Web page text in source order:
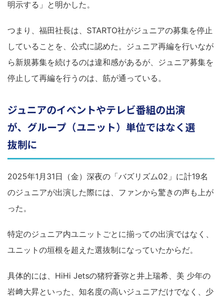
明示する」と明かした。
つまり、福田社長は、STARTO社がジュニアの募集を停止
していることを、公式に認めた。ジュニア再編を行いなが
ら新規募集を続けるのは違和感があるが、ジュニア募集を
停止して再編を行うのは、筋が通っている。
ジュニアのイベントやテレビ番組の出演
が、グループ（ユニット）単位ではなく選
抜制に
2025年1月31日（金）深夜の「バズリズム02」に計19名
のジュニアが出演した際には、ファンから驚きの声も上が
った。
特定のジュニア内ユニットごとに揃っての出演ではなく、
ユニットの垣根を超えた選抜制になっていたからだ。
具体的には、HiHi Jetsの猪狩蒼弥と井上瑞希、美 少年の
岩﨑大昇といった、知名度の高いジュニアだけでなく、少